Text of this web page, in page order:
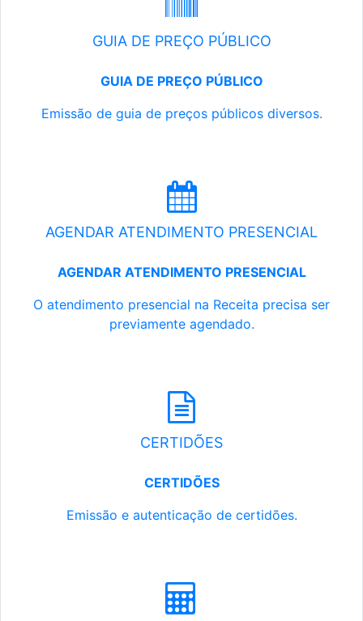
GUIA DE PREÇO PÚBLICO
GUIA DE PREÇO PÚBLICO
Emissão de guia de preços públicos diversos.
AGENDAR ATENDIMENTO PRESENCIAL
AGENDAR ATENDIMENTO PRESENCIAL
O atendimento presencial na Receita precisa ser
previamente agendado.
CERTIDÕES
CERTIDÕES
Emissão e autenticação de certidões.